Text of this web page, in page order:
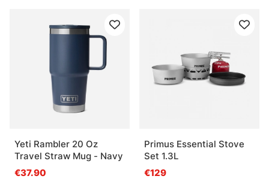
Yeti Rambler 20 Oz
Travel Straw Mug - Navy
€37.90
Primus Essential Stove
Set 1.3L
€129